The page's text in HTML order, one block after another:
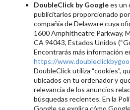
DoubleClick by Googlees un
publicitarios proporcionado
compañía de Delaware cuya
1600 Amphitheatre Parkway,
CA 94043, Estados Unidos
Encontrarás más información
https://
DoubleClick utiliza “cookies”,
ubicados en tu ordenador y
relevancia de los anuncios
búsquedas recientes. En la